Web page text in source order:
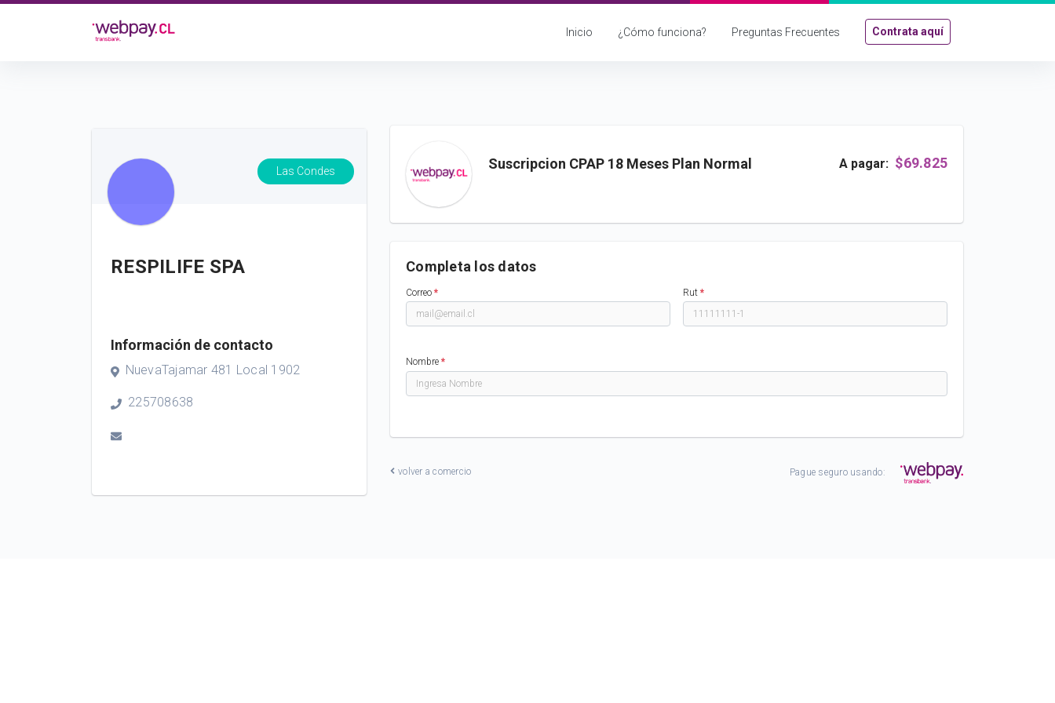
Inicio ¿Cómo funciona? Preguntas Frecuentes Contrata aquí
Las Condes
RESPILIFE SPA
Información de contacto
NuevaTajamar 481 Local 1902
225708638
Suscripcion CPAP 18 Meses Plan Normal A pagar: $69.825
Completa los datos
Correo * Rut *
Nombre *
volver a comercio Pague seguro usando: